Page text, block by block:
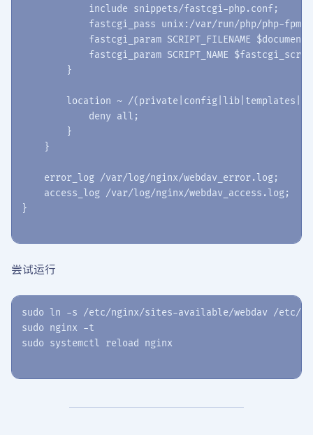
            include snippets/fastcgi-php.conf;
fastcgi_pass unix:/var/run/php/php-
fastcgi_param SCRIPT_FILENAME
fastcgi_param SCRIPT_NAME
        }
location ~ /
            deny all;
        }
    }
    error_log /var/log/nginx/webdav_error.log;
    access_log /var/log/nginx/webdav_access.log;
尝试运行
sudo ln -s /etc/nginx/sites-available/webdav /etc/
sudo nginx -t